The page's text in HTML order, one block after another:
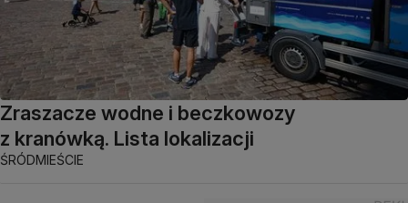
Zraszacze wodne i beczkowozy
z kranówką. Lista lokalizacji
ŚRÓDMIEŚCIE